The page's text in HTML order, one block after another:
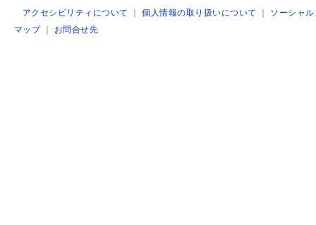
アクセシビリティについて ｜個人情報の取り扱いについて ｜ ソーシャ
マップ｜ お問合せ先